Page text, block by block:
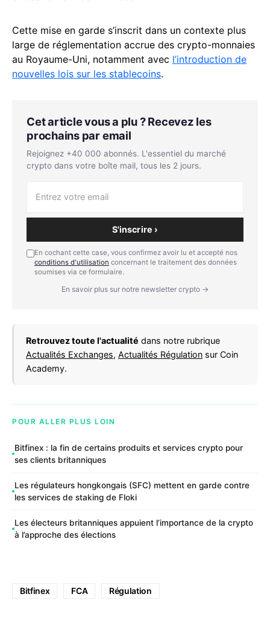
Cette mise en garde s’inscrit dans un contexte plus
large de réglementation accrue des crypto-monnaies
au Royaume-Uni, notamment avec l’introduction de
nouvelles lois sur les stablecoins.
Cet article vous a plu ? Recevez les
prochains par email
Rejoignez +40 000 abonnés. L'essentiel du marché
crypto dans votre boîte mail, tous les 2 jours.
S'inscrire ›
En cochant cette case, vous confirmez avoir lu et accepté nos
conditions d'utilisation concernant le traitement des données
soumises via ce formulaire.
En savoir plus sur notre newsletter crypto →
Retrouvez toute l'actualité dans notre rubrique
Actualités Exchanges, Actualités Régulation sur Coin
Academy.
POUR ALLER PLUS LOIN
Bitfinex : la fin de certains produits et services crypto pour
ses clients britanniques
Les régulateurs hongkongais (SFC) mettent en garde contre
les services de staking de Floki
Les électeurs britanniques appuient l’importance de la crypto
à l’approche des élections
Bitfinex FCA Régulation